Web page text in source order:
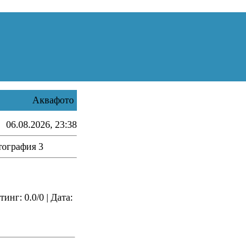
Аквафото
06.08.2026, 23:38
3
0.0/0 | Дата: